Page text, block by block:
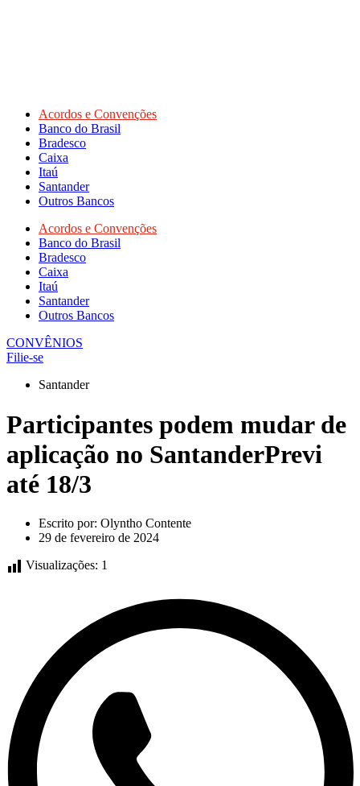
Acordos e Convenções
Banco do Brasil
Bradesco
Caixa
Itaú
Santander
Outros Bancos
Acordos e Convenções
Banco do Brasil
Bradesco
Caixa
Itaú
Santander
Outros Bancos
CONVÊNIOS
Filie-se
Santander
Participantes podem mudar de
aplicação no SantanderPrevi
até 18/3
Escrito por: Olyntho Contente
29 de fevereiro de 2024
Visualizações: 1